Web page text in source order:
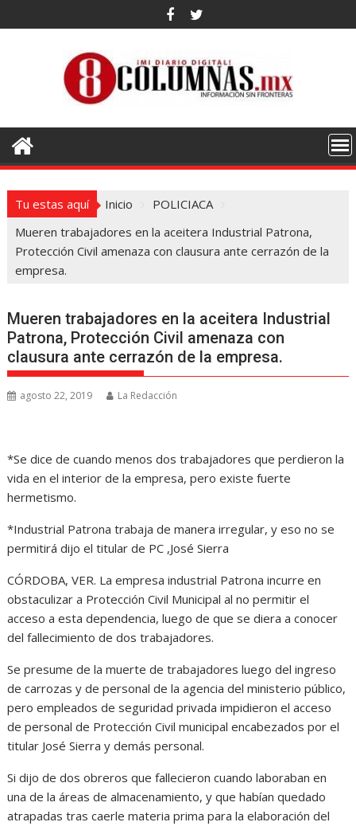
al
Tu estas aquí Inicio
POLICIACA
Mueren trabajadores en la aceitera Industrial Patrona,
Protección Civil amenaza con clausura ante cerrazón de la
empresa.
Mueren trabajadores en la aceitera Industrial
Patrona, Protección Civil amenaza con
clausura ante cerrazón de la empresa.
agosto 22, 2019 La Redacción
*Se dice de cuando menos dos trabajadores que perdieron la
vida en el interior de la empresa, pero existe fuerte
hermetismo.
*Industrial Patrona trabaja de manera irregular, y eso no se
permitirá dijo el titular de PC ,José Sierra
CÓRDOBA, VER. La empresa industrial Patrona incurre en
obstaculizar a Protección Civil Municipal al no permitir el
acceso a esta dependencia, luego de que se diera a conocer
del fallecimiento de dos trabajadores.
Se presume de la muerte de trabajadores luego del ingreso
de carrozas y de personal de la agencia del ministerio público,
pero empleados de seguridad privada impidieron el acceso
de personal de Protección Civil municipal encabezados por el
titular José Sierra y demás personal.
Si dijo de dos obreros que fallecieron cuando laboraban en
una de la áreas de almacenamiento, y que habían quedado
atrapadas tras caerle materia prima para la elaboración del